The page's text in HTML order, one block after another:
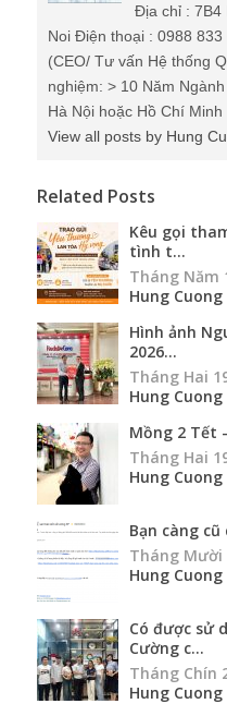
Địa chỉ : 7B4
Noi Điện thoại : 0988
(CEO/ Tư vấn Hệ thống
nghiệm: > 10 Năm
Hà Nội hoặc Hồ Chí Minh
View all posts by Hung
Related Posts
Kêu gọi
tình t...
Tháng Năm
Hung
Hình ảnh
2026...
Tháng Hai
Hung
Mồng 2 Tết
Tháng Hai
Hung
Bạn càng cũ
Tháng Mười
Hung
Có được sử
Cường c...
Tháng Chín
Hung